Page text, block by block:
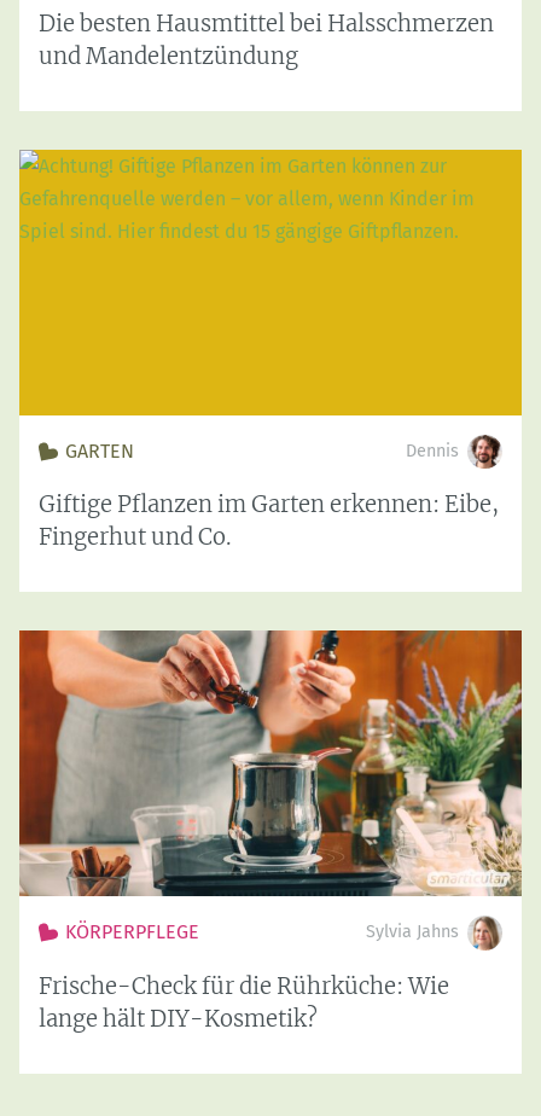
Die besten Hausmtittel bei Halsschmerzen
und Mandelentzündung
GARTEN Dennis
Giftige Pflanzen im Garten erkennen: Eibe,
Fingerhut und Co.
KÖRPERPFLEGE Sylvia Jahns
Frische-Check für die Rührküche: Wie
lange hält DIY-Kosmetik?